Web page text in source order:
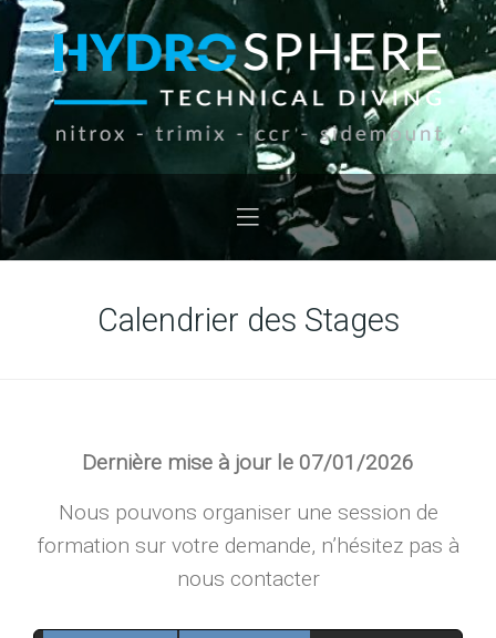
Calendrier des Stages
Dernière mise à jour le 07/01/2026
Nous pouvons organiser une session de
formation sur votre demande, n’hésitez pas à
nous contacter